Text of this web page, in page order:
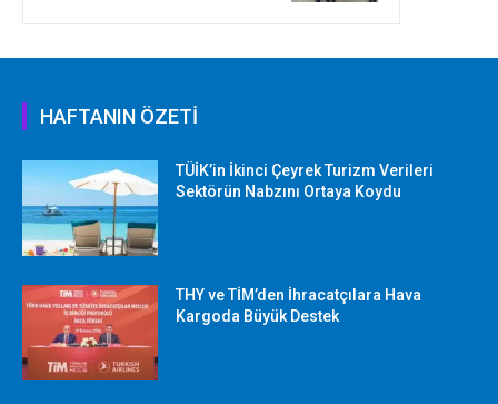
HAFTANIN ÖZETİ
TÜİK’in İkinci Çeyrek Turizm Verileri
Sektörün Nabzını Ortaya Koydu
THY ve TİM’den İhracatçılara Hava
Kargoda Büyük Destek